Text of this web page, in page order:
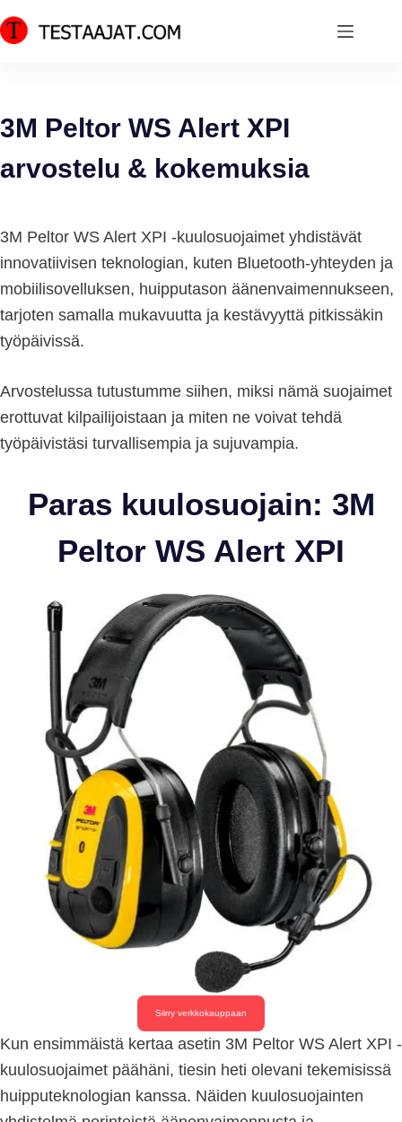
Skip
to
3M Peltor WS Alert XPI
arvostelu & kokemuksia
3M Peltor WS Alert XPI -kuulosuojaimet yhdistävät
innovatiivisen teknologian, kuten Bluetooth-yhteyden ja
mobiilisovelluksen, huipputason äänenvaimennukseen,
tarjoten samalla mukavuutta ja kestävyyttä pitkissäkin
työpäivissä.
Arvostelussa tutustumme siihen, miksi nämä suojaimet
erottuvat kilpailijoistaan ja miten ne voivat tehdä
työpäivistäsi turvallisempia ja sujuvampia.
Paras kuulosuojain: 3M
Peltor WS Alert XPI
Siirry verkkokauppaan
Kun ensimmäistä kertaa asetin 3M Peltor WS Alert XPI -
kuulosuojaimet päähäni, tiesin heti olevani tekemisissä
huipputeknologian kanssa. Näiden kuulosuojainten